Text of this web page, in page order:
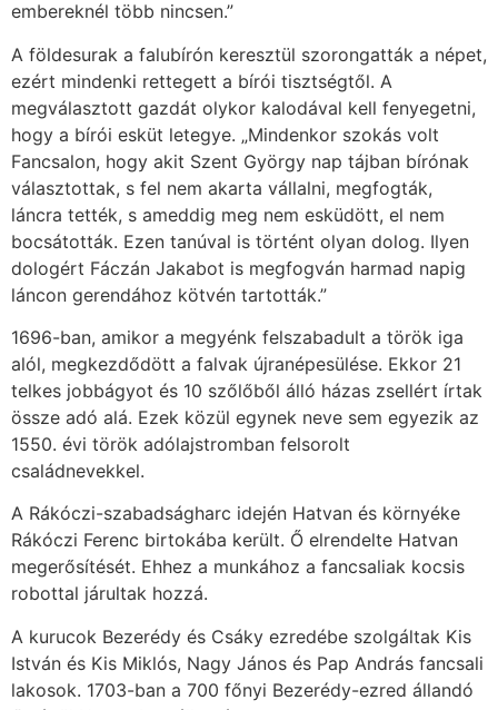
embereknél több nincsen.”
A földesurak a falubírón keresztül szorongatták a népet,
ezért mindenki rettegett a bírói tisztségtől. A
megválasztott gazdát olykor kalodával kell fenyegetni,
hogy a bírói esküt letegye. „Mindenkor szokás volt
Fancsalon, hogy akit Szent György nap tájban bírónak
választottak, s fel nem akarta vállalni, megfogták,
láncra tették, s ameddig meg nem esküdött, el nem
bocsátották. Ezen tanúval is történt olyan dolog. Ilyen
dologért Fáczán Jakabot is megfogván harmad napig
láncon gerendához kötvén tartották.”
1696-ban, amikor a megyénk felszabadult a török iga
alól, megkezdődött a falvak újranépesülése. Ekkor 21
telkes jobbágyot és 10 szőlőből álló házas zsellért írtak
össze adó alá. Ezek közül egynek neve sem egyezik az
1550. évi török adólajstromban felsorolt
családnevekkel.
A Rákóczi-szabadságharc idején Hatvan és környéke
Rákóczi Ferenc birtokába került. Ő elrendelte Hatvan
megerősítését. Ehhez a munkához a fancsaliak kocsis
robottal járultak hozzá.
A kurucok Bezerédy és Csáky ezredébe szolgáltak Kis
István és Kis Miklós, Nagy János és Pap András fancsali
lakosok. 1703-ban a 700 főnyi Bezerédy-ezred állandó